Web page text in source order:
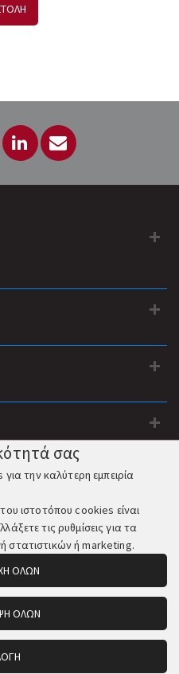
Κατασκευή και Φιλοξενία:
σας
την καλύτερη εμπειρία
ιστοτόπου cookies είναι
τις ρυθμίσεις για τα
στατιστικών ή marketing.
ΟΛΩΝ
ΟΛΩΝ